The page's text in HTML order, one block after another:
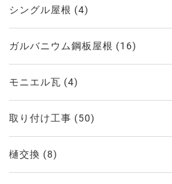
シングル屋根 (4)
ガルバニウム鋼板屋根 (16)
モニエル瓦 (4)
取り付け工事 (50)
樋交換 (8)